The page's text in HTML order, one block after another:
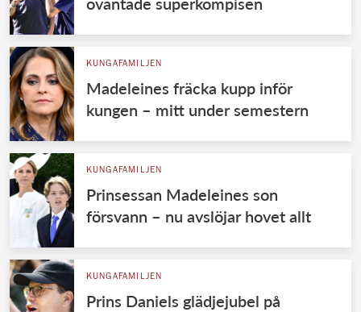
KUNGAFAMILJEN
Madeleines fräcka kupp inför
kungen – mitt under semestern
KUNGAFAMILJEN
Prinsessan Madeleines son
försvann – nu avslöjar hovet allt
KUNGAFAMILJEN
Prins Daniels glädjejubel på